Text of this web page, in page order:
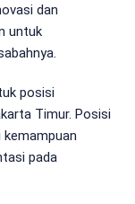
dan
untuk
posisi
Timur. Posisi
pada